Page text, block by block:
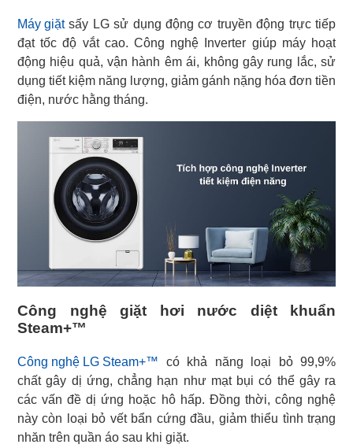
Máy giặtsấy LG sử dụng động cơ truyền động trực tiếp
đạt tốc độ vắt cao. Công nghệ Inverter giúp máy hoạt
động hiệu quả, vận hành êm ái, không gây rung lắc, sử
dụng tiết kiệm năng lượng, giảm gánh nặng hóa đơn tiền
điện, nước hằng tháng.
Công nghệ giặt hơi nước diệt khuẩn
Steam+™
Công nghệ LG Steam+™ có khả năng loại bỏ 99,9%
chất gây dị ứng, chẳng hạn như mạt bụi có thể gây ra
các vấn đề dị ứng hoặc hô hấp. Đồng thời, công nghệ
này còn loại bỏ vết bẩn cứng đầu, giảm thiểu tình trạng
nhăn trên quần áo sau khi giặt.